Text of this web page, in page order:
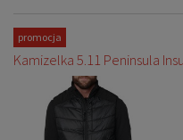
Kamizelka 5.11 Peninsula
promocja